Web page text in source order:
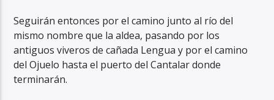
Seguirán entonces por el camino junto al río del
mismo nombre que la aldea, pasando por los
antiguos viveros de cañada Lengua y por el camino
del Ojuelo hasta el puerto del Cantalar donde
terminarán.